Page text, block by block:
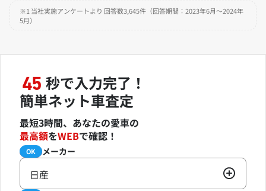
※1 当社実施アンケートより 回答数3,645件（回答期間：2023年6月～2024年
5月）
45 秒で入力完了！
簡単ネット車査定
最短3時間、あなたの愛車の
最高額をWEBで確認！
必須 メーカー
OK
日産